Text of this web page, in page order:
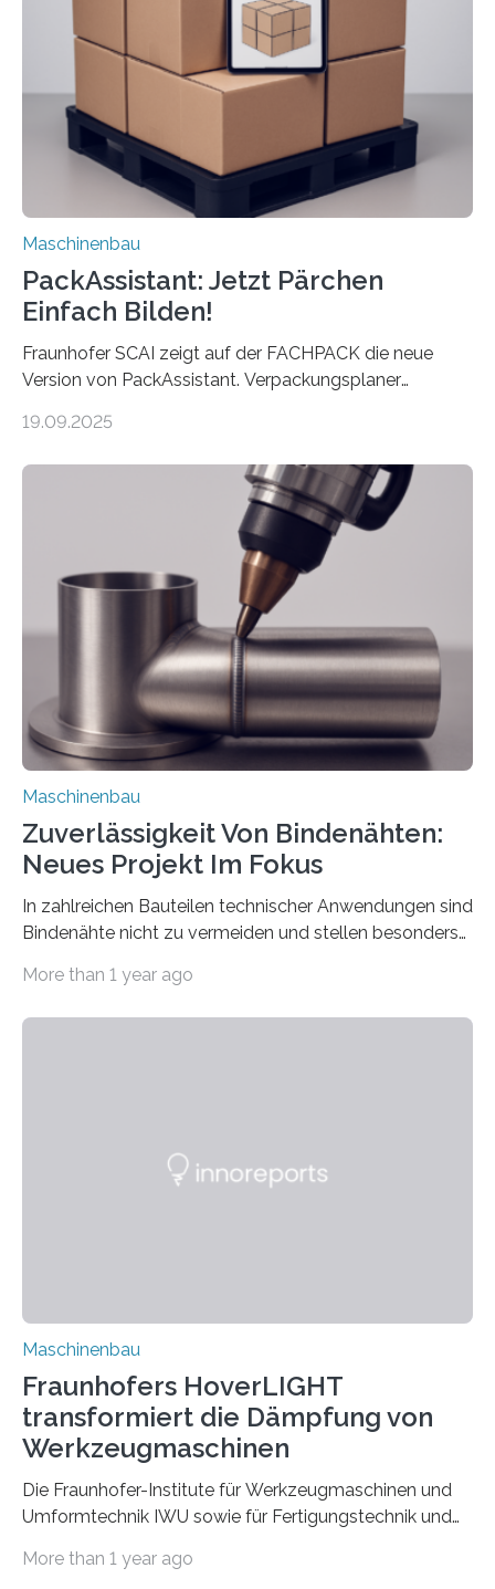
Maschine faltet in Druckereien Broschüren, Prospekte,
Landkarten und vieles mehr – mehrere Zehntausend
Exemplare pro Stunde. Je nach Maschinentyp und
Auftrag kann das Umrüsten…
Maschinenbau
PackAssistant: Jetzt Pärchen
Einfach Bilden!
Fraunhofer SCAI zeigt auf der FACHPACK die neue
Version von PackAssistant. Verpackungsplaner
Automobil, Maschinenbau und in der Zulieferindustrie.
Teile als eine Einheit verpacken. Die Anordnung kann
der Benutzer vorgeben und erhält so mehr Kontrolle
über die Positionierung der Bauteile. Die ebenfalls neue
Automatisierungsschnittstelle dient dazu, die Software
besser in spezifische Unternehmensprozesse
einzubinden. Sankt Augustin – Zur Messe FACHPACK
vom 23. bis 25. September in Nürnberg…
19.09.2025
Maschinenbau
Zuverlässigkeit Von Bindenähten:
Neues Projekt Im Fokus
In zahlreichen Bauteilen technischer Anwendungen sind
Bindenähte nicht zu vermeiden und stellen besonders
Matrixmaterials eine große Herausforderung dar.
Durch den verstärkten Einsatz von Rezyklaten
More than 1 year ago
Maschinenbau
Fraunhofers HoverLIGHT
transformiert die Dämpfung von
Werkzeugmaschinen
Die Fraunhofer-Institute für Werkzeugmaschinen und
Umformtechnik IWU sowie für Fertigungstechnik und
Durchbruch in der Materialforschung erzielt: Der
More than 1 year ago